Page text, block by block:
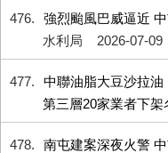
476
強烈颱風巴威逼近
水利局
2026-07-09
477
中聯油脂大豆沙拉
第三層20家業者下架
478
南屯建案深夜火警